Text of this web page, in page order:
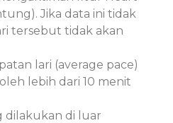
Jika data ini tidak
tersebut tidak akan
lari (average pace)
lebih dari 10 menit
dilakukan di luar